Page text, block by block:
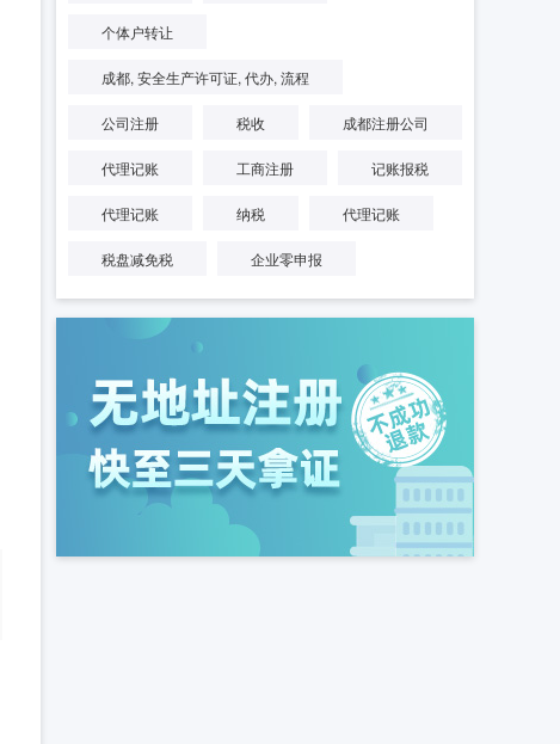
个体户转让
成都, 安全生产许可证, 代办, 流程
公司注册 税收 成都注册公司
代理记账 工商注册 记账报税
代理记账 纳税 代理记账
税盘减免税 企业零申报